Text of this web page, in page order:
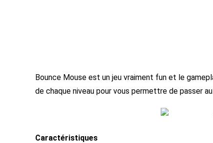
Bounce Mouse est un jeu vraiment fun et le
de chaque niveau pour vous permettre de passer
Caractéristiques